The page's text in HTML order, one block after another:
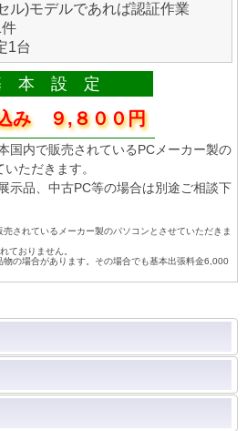
ル)モデルであれば認証作業
1台
設 定
み ９,８００円
国内で販売されているPCメーカー製の
ただきます。
示品、中古PC等の場合は別途ご相談下
されているメーカー製のパソコンとさせていただきま
おりません。
の場合があります。その場合でも基本出張料金6,000